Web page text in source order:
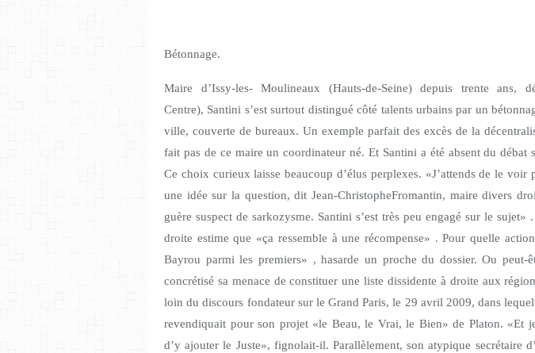
Bétonnage.
Maire d’Issy-les- Moulineaux (Hauts-de-Seine) depuis trente ans,
Centre), Santini s’est surtout distingué côté talents urbains par un
ville, couverte de bureaux. Un exemple parfait des excès de la
fait pas de ce maire un coordinateur né. Et Santini a été absent du débat
Ce choix curieux laisse beaucoup d’élus perplexes. «J’attends de le voir
une idée sur la question, dit Jean-ChristopheFromantin, maire divers
guère suspect de sarkozysme. Santini s’est très peu engagé sur le sujet»
droite estime que «ça ressemble à une récompense» . Pour quelle
Bayrou parmi les premiers» , hasarde un proche du dossier. Ou peut-
concrétisé sa menace de constituer une liste dissidente à droite aux
loin du discours fondateur sur le Grand Paris, le 29 avril 2009, dans
revendiquait pour son projet «le Beau, le Vrai, le Bien» de Platon. «Et
d’y ajouter le Juste», fignolait-il. Parallèlement, son atypique secrétaire